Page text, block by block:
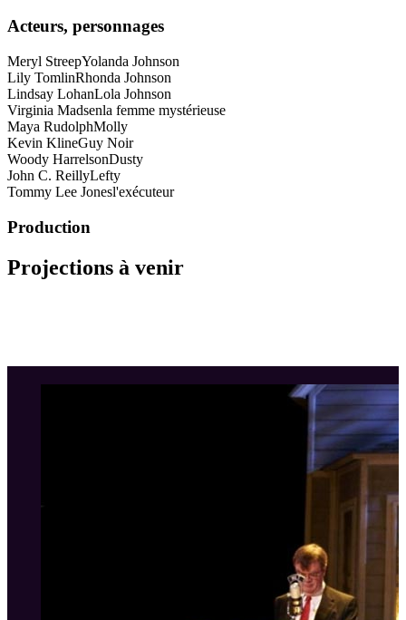
Acteurs, personnages
Meryl StreepYolanda Johnson
Lily TomlinRhonda Johnson
Lindsay LohanLola Johnson
Virginia Madsenla femme mystérieuse
Maya RudolphMolly
Kevin KlineGuy Noir
Woody HarrelsonDusty
John C. ReillyLefty
Tommy Lee Jonesl'exécuteur
Production
Projections à venir